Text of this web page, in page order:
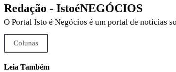
Redação - IstoéNEGÓCIOS
O Portal Isto é Negócios é um portal de notícias
Colunas
Leia Também